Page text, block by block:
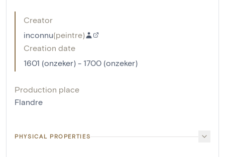
Creator
inconnu(peintre)
Creation date
1601 (onzeker) - 1700 (onzeker)
Production place
Flandre
PHYSICAL PROPERTIES